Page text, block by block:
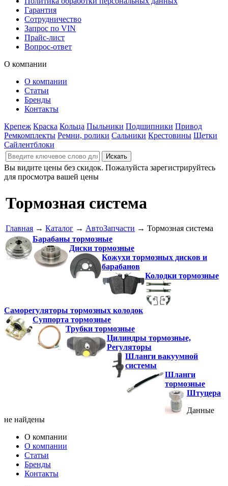
Гарантия
Сотрудничество
Запрос по VIN
Прайс-лист
Вопрос-ответ
О компании
О компании
Статьи
Бренды
Контакты
Крепеж Краска Кольца Пыльники Подшипники Привод
Ремкомплекты Ремни, ролики Сальники Крестовины Щетки
Сайлентблоки
Вы видите цены без скидок. Пожалуйста зарегистрируйтесь
для просмотра вашей цены
Тормозная система
Главная → Каталог → АвтоЗапчасти → Тормозная система
Барабаны тормозные
Диски тормозные
Кожухи тормозных дисков и
барабанов
Колодки тормозные
Саморегуляторы тормозных колодок
Суппорта тормозные
Трубки тормозные
Цилиндры тормозные,
Регуляторы
Шланги вакуумной
системы
Шланги
тормозные
Штуцера
Данные
не найдены
О компании
О компании
Статьи
Бренды
Контакты